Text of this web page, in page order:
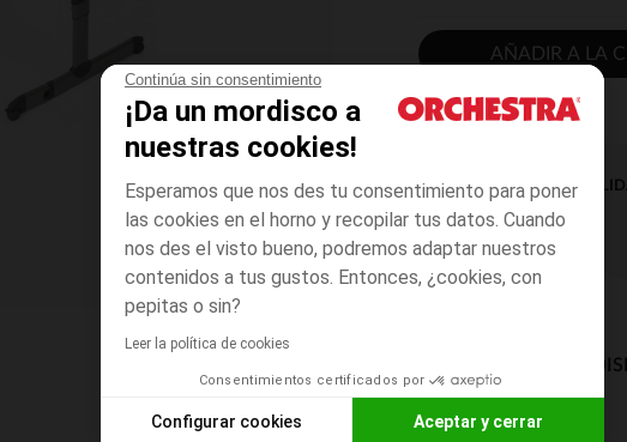
Continúa sin consentimiento
¡Da un mordisco a
nuestras cookies!
Esperamos que nos des tu consentimiento para poner
las cookies en el horno y recopilar tus datos. Cuando
nos des el visto bueno, podremos adaptar nuestros
contenidos a tus gustos. Entonces, ¿cookies, con
pepitas o sin?
Leer la política de cookies
Consentimientos certificados por
Configurar cookies Aceptar y cerrar
AÑADIR A LA
MODOS DE ENVÍO